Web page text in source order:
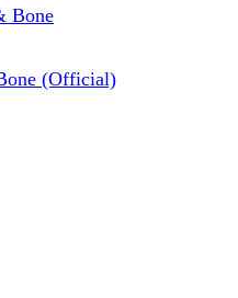
(Official)